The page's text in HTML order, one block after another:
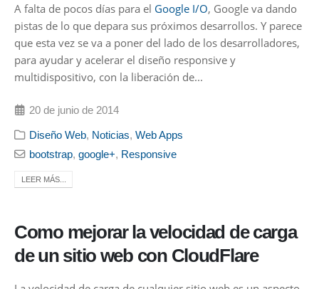
A falta de pocos días para el Google I/O, Google va dando
pistas de lo que depara sus próximos desarrollos. Y parece
que esta vez se va a poner del lado de los desarrolladores,
para ayudar y acelerar el diseño responsive y
multidispositivo, con la liberación de...
20 de junio de 2014
Diseño Web, Noticias,Web Apps
bootstrap,google+, Responsive
LEER MÁS...
Como mejorar la velocidad de carga
de un sitio web con CloudFlare